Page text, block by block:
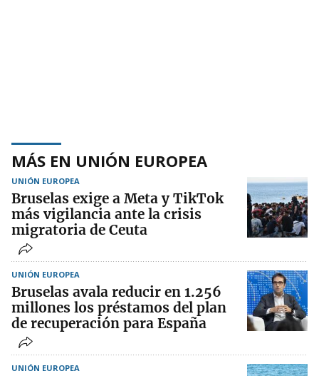
MÁS EN UNIÓN EUROPEA
UNIÓN EUROPEA
Bruselas exige a Meta y TikTok
más vigilancia ante la crisis
migratoria de Ceuta
UNIÓN EUROPEA
Bruselas avala reducir en 1.256
millones los préstamos del plan
de recuperación para España
UNIÓN EUROPEA